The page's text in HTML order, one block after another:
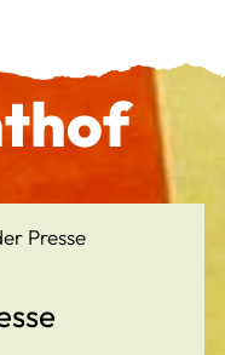
Presse